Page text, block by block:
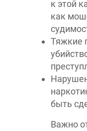
к этой
как
Тяжкие
быть
Важно